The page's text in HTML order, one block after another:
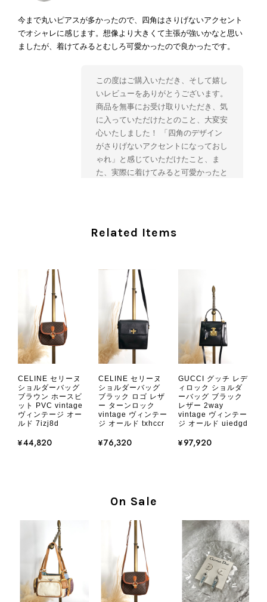
今まで丸いピアスが多かったので、四角はさりげないアクセント
でオシャレに感じます。想像より大きくて主張が強いかなと思い
ましたが、着けてみるとむしろ可愛かったので良かったです。
この度はご購入いただき、そして嬉し
いレビューをありがとうございます。
商品を無事にお受け取りいただき、気
に入っていただけたとのこと、大変安
心いたしました！ 「四角のデザイン
がさりげないアクセントになっておし
ゃれ」と感じていただけたこと、ま
た、実際に着けてみると可愛かったと
ご愛用いただけましたら幸いです。
談ください。 またご縁がございまし
たら、ぜひよろしくお願いいたしま
す。 VintageShop solo
2026/08/05
とても気に入りました、目立たないシャネルのロゴがとてもいい
です
に入っていただけたとのこと、大変安
ィンテージならではの上品な魅力を感
じていただけたようで、スタッフ一同
大変励みになります！ ぜひこれから
末永くご愛用いただけましたら幸いで
す。 また気になる商品やご不明な点
などございましたら、いつでもお気軽
Related Items
CELINE セリーヌ
ショルダーバッグ
ブラウン ホースビ
ット PVC vintage
ヴィンテージ オー
ルド 7izj8d
¥44,820
CELINE セリーヌ
ショルダーバッグ
ブラック ロゴ レザ
ー ターンロック
vintage ヴィンテー
ジ オールド txhccr
¥76,320
GUCCI グッチ レデ
ィロック ショルダ
ーバッグ ブラック
レザー 2way
vintage ヴィンテー
ジ オールド uiedgd
¥97,920
On Sale